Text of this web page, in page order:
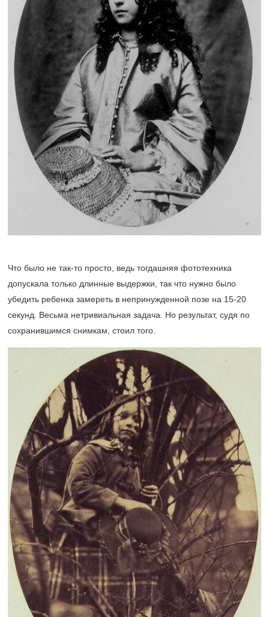
Что было не так-то просто, ведь тогдашняя фототехника
допускала только длинные выдержки, так что нужно было
убедить ребенка замереть в непринужденной позе на 15-20
секунд. Весьма нетривиальная задача. Но результат, судя по
сохранившимся снимкам, стоил того.